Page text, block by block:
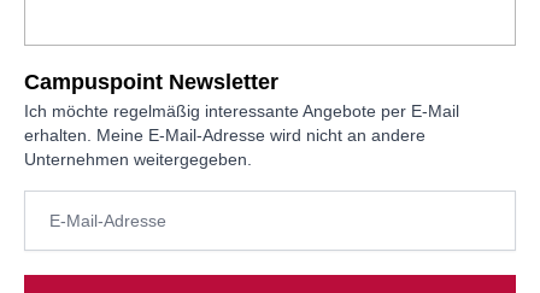
Campuspoint Newsletter
Ich möchte regelmäßig interessante Angebote per E-Mail
erhalten. Meine E-Mail-Adresse wird nicht an andere
Unternehmen weitergegeben.